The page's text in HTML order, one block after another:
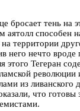
бросает тень на
аятолл способен
территории
него нечто
этого Тегеран
революции
из ливанского
что готовы